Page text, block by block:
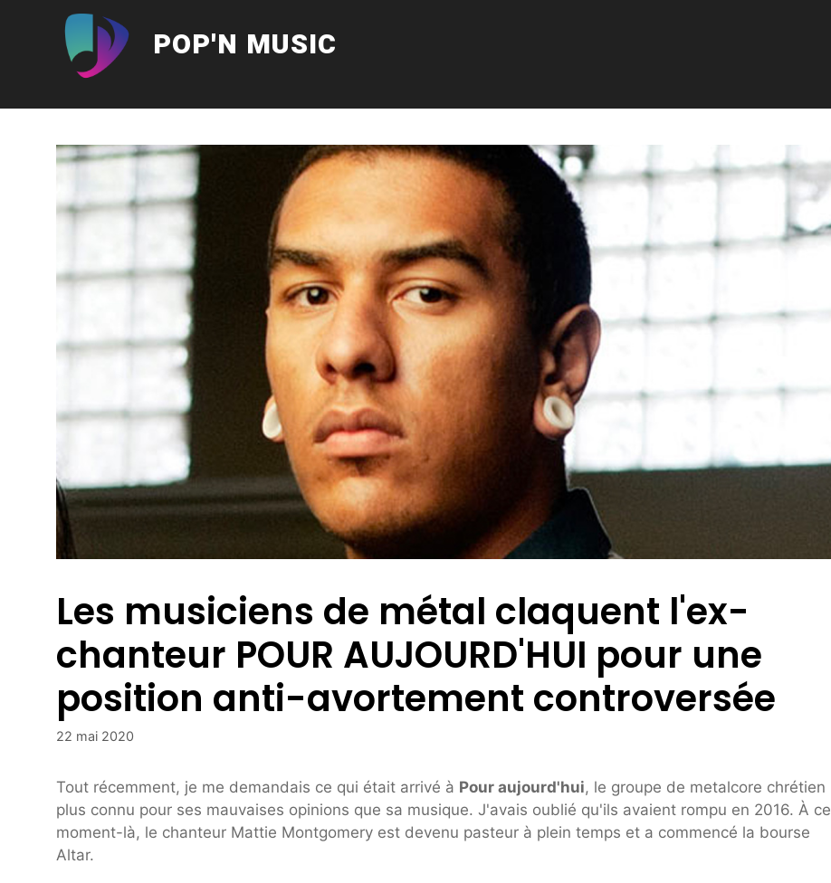
POP'N MUSIC
Les musiciens de métal claquent l'ex-
chanteur POUR AUJOURD'HUI pour une
position anti-avortement controversée
22 mai 2020
Tout récemment, je me demandais ce qui était arrivé à Pour aujourd'hui, le groupe de metalcore chrétien
plus connu pour ses mauvaises opinions que sa musique. J'avais oublié qu'ils avaient rompu en 2016. À ce
moment-là, le chanteur Mattie Montgomery est devenu pasteur à plein temps et a commencé la bourse
Altar.